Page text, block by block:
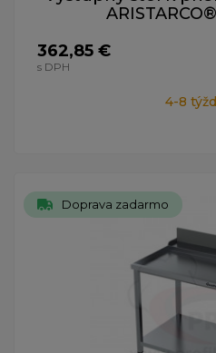
362,85 €
s DPH
4-8
Doprava zadarmo